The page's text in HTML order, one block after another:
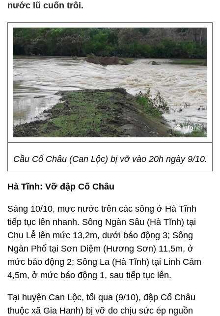
nước lũ cuốn trôi.
Cầu Cố Châu (Can Lộc) bị vỡ vào 20h ngày 9/10.
Hà Tĩnh: Vỡ đập Cố Châu
Sáng 10/10, mực nước trên các sông ở Hà Tĩnh
tiếp tục lên nhanh. Sông Ngàn Sâu (Hà Tĩnh) tại
Chu Lễ lên mức 13,2m, dưới báo động 3; Sông
Ngàn Phố tại Sơn Diệm (Hương Sơn) 11,5m, ở
mức báo động 2; Sông La (Hà Tĩnh) tại Linh Cảm
4,5m, ở mức báo động 1, sau tiếp tục lên.
Tại huyện Can Lộc, tối qua (9/10), đập Cố Châu
thuộc xã Gia Hanh) bị vỡ do chịu sức ép nguồn